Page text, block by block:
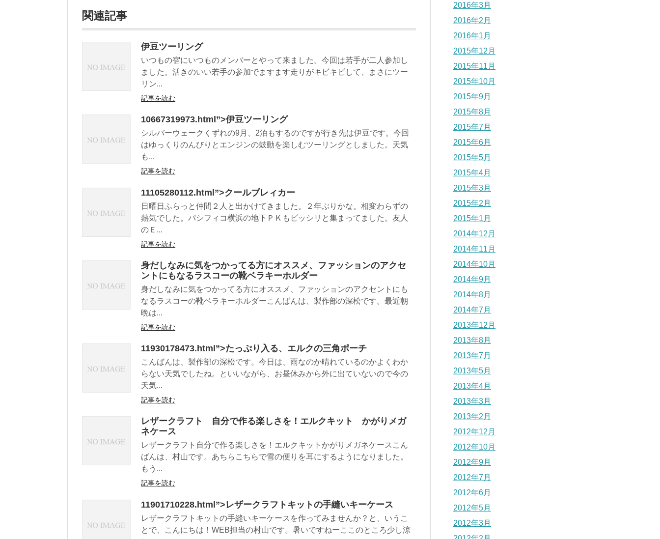
関連記事
伊豆ツーリング
いつもの宿にいつものメンバーとやって来ました。今回は若手が二人参加し
ました。活きのいい若手の参加でますます走りがキビキビして、まさにツー
リン...
記事を読む
10667319973.html”>伊豆ツーリング
シルバーウェークくずれの9月、2泊もするのですが行き先は伊豆です。今回
はゆっくりのんびりとエンジンの鼓動を楽しむツーリングとしました。天気
も...
記事を読む
11105280112.html”>クールブレィカー
日曜日ふらっと仲間２人と出かけてきました。２年ぶりかな。相変わらずの
熱気でした。パシフィコ横浜の地下ＰＫもビッシリと集まってました。友人
のＥ...
記事を読む
身だしなみに気をつかってる方にオススメ、ファッションのアクセ
ントにもなるラスコーの靴ベラキーホルダー
身だしなみに気をつかってる方にオススメ、ファッションのアクセントにも
なるラスコーの靴ベラキーホルダーこんばんは、製作部の深松です。最近朝
晩は...
記事を読む
11930178473.html”>たっぷり入る、エルクの三角ポーチ
こんばんは、製作部の深松です。今日は、雨なのか晴れているのかよくわか
らない天気でしたね。といいながら、お昼休みから外に出ていないので今の
天気...
記事を読む
レザークラフト 自分で作る楽しさを！エルクキット かがりメガ
ネケース
レザークラフト自分で作る楽しさを！エルクキットかがりメガネケースこん
ばんは、村山です。あちらこちらで雪の便りを耳にするようになりました。
もう...
記事を読む
11901710228.html”>レザークラフトキットの手縫いキーケース
レザークラフトキットの手縫いキーケースを作ってみませんか？と、いうこ
とで、こんにちは！WEB担当の村山です。暑いですねーここのところ少し涼
2016年3月
2016年2月
2016年1月
2015年12月
2015年11月
2015年10月
2015年9月
2015年8月
2015年7月
2015年6月
2015年5月
2015年4月
2015年3月
2015年2月
2015年1月
2014年12月
2014年11月
2014年10月
2014年9月
2014年8月
2014年7月
2013年12月
2013年8月
2013年7月
2013年5月
2013年4月
2013年3月
2013年2月
2012年12月
2012年10月
2012年9月
2012年7月
2012年6月
2012年5月
2012年3月